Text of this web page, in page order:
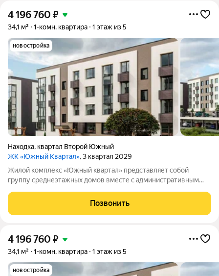
4 196 760 ₽
34,1 м² 1-комн. квартира 1 этаж из 5
новостройка
Находка, квартал Второй Южный
ЖК «Южный Квартал», 3 квартал 2029
Жилой комплекс «Южный квартал» представляет собой
группу среднеэтажных домов вместе с административным
площадью 9164,5м. На территории размещены четыре жилых
дома высотой в четыре этажа и
Позвонить
4 196 760 ₽
34,1 м² 1-комн. квартира 1 этаж из 5
новостройка